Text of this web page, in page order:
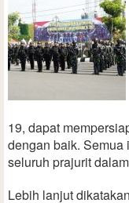
19, dapat
dengan baik. Semua
seluruh prajurit
Lebih lanjut